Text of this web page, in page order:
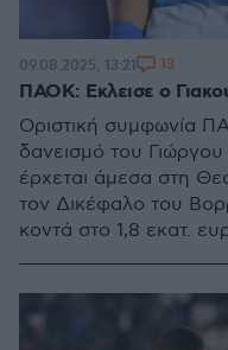
ΠΑΟΚ: Εκλεισε ο
Οριστική συμφωνία
δανεισμό του
έρχεται άμεσα στη
τον Δικέφαλο του
κοντά στο 1,8 εκατ.
09.08.2025, 13:21 13